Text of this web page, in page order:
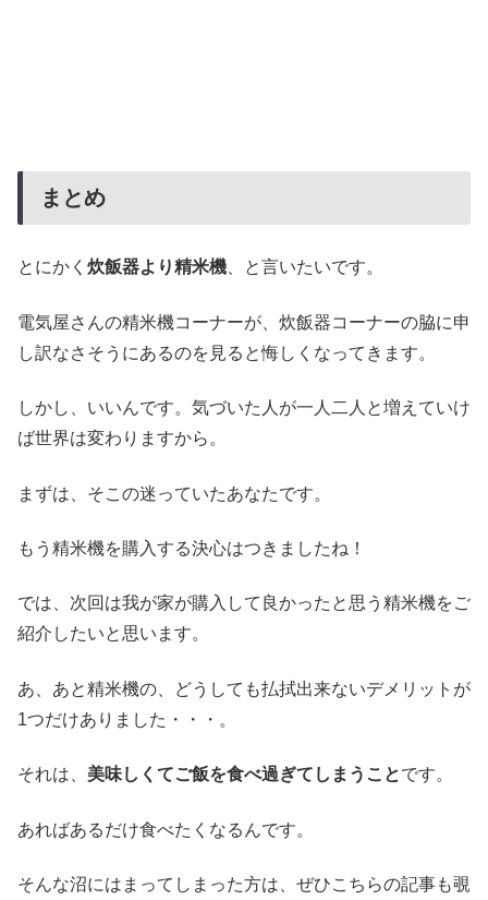
まとめ
とにかく 炊飯器より精米機、と言いたいです。
電気屋さんの精米機コーナーが、炊飯器コーナーの脇に申
し訳なさそうにあるのを見ると悔しくなってきます。
しかし、いいんです。気づいた人が一人二人と増えていけ
ば世界は変わりますから。
まずは、そこの迷っていたあなたです。
もう精米機を購入する決心はつきましたね！
では、次回は我が家が購入して良かったと思う精米機をご
紹介したいと思います。
あ、あと精米機の、どうしても払拭出来ないデメリットが
1つだけありました・・・。
それは、 美味しくてご飯を食べ過ぎてしまうことです。
あればあるだけ食べたくなるんです。
そんな沼にはまってしまった方は、ぜひこちらの記事も覗